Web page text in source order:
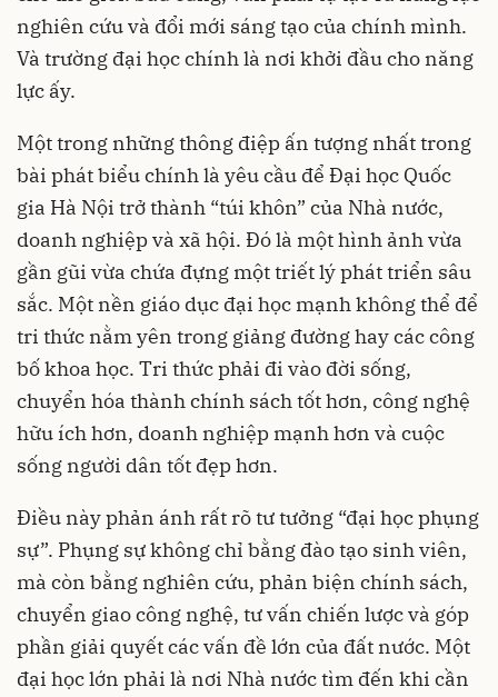
nghiên cứu và đổi mới sáng tạo của chính mình.
Và trường đại học chính là nơi khởi đầu cho năng
lực ấy.
Một trong những thông điệp ấn tượng nhất trong
bài phát biểu chính là yêu cầu để Đại học Quốc
gia Hà Nội trở thành “túi khôn” của Nhà nước,
doanh nghiệp và xã hội. Đó là một hình ảnh vừa
gần gũi vừa chứa đựng một triết lý phát triển sâu
sắc. Một nền giáo dục đại học mạnh không thể để
tri thức nằm yên trong giảng đường hay các công
bố khoa học. Tri thức phải đi vào đời sống,
chuyển hóa thành chính sách tốt hơn, công nghệ
hữu ích hơn, doanh nghiệp mạnh hơn và cuộc
sống người dân tốt đẹp hơn.
Điều này phản ánh rất rõ tư tưởng “đại học phụng
sự”. Phụng sự không chỉ bằng đào tạo sinh viên,
mà còn bằng nghiên cứu, phản biện chính sách,
chuyển giao công nghệ, tư vấn chiến lược và góp
phần giải quyết các vấn đề lớn của đất nước. Một
đại học lớn phải là nơi Nhà nước tìm đến khi cần